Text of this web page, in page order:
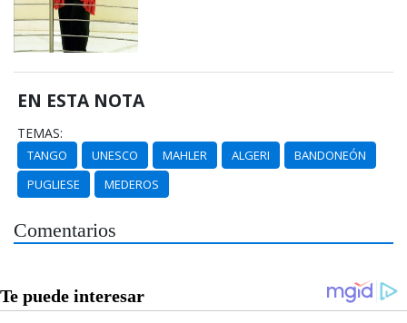
EN ESTA NOTA
TEMAS:
TANGO UNESCO MAHLER ALGERI
BANDONEÓN
PUGLIESE
MEDEROS
Comentarios